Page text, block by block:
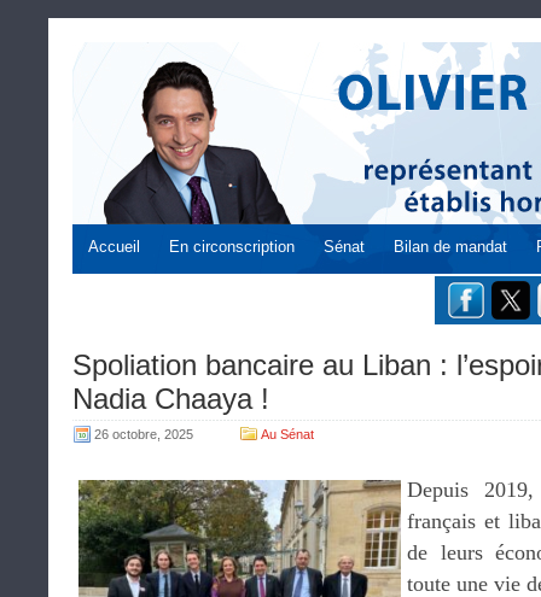
Accueil En circonscription Sénat Bilan de mandat
Spoliation bancaire au Liban :
Nadia Chaaya !
26 octobre, 2025 Au Sénat
Depuis
français et
de leurs
toute une vie